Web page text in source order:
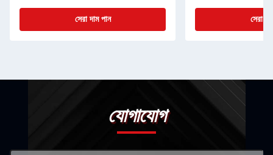
সেরা দাম পান সেরা
যোগাযোগ